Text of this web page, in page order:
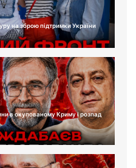
на зброю підтримки України
в окупованому Криму і розпад